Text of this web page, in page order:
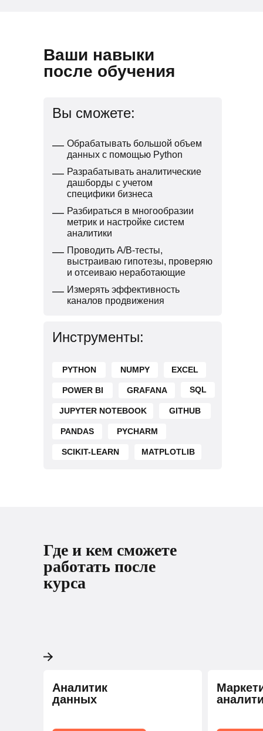
Вы сможете:
—
—
Обрабатывать большой объем
данных с помощью Python
—
Разрабатывать аналитические
дашборды с учетом
специфики бизнеса
—
Разбираться в многообразии
метрик и настройке систем
аналитики
—
Проводить A/B-тесты,
выстраиваю гипотезы, проверяю
и отсеиваю неработающие
Измерять эффективность
каналов продвижения
Инструменты:
PYTHON
POWER BI SQL
PYCHARM
JUPYTER NOTEBOOK
EXCEL
NUMPY
GRAFANA
GITHUB
PANDAS
MATPLOTLIB
SCIKIT-LEARN
Ваши навыки
после обучения
Где и кем сможете
работать после
курса
Аналитик
данных